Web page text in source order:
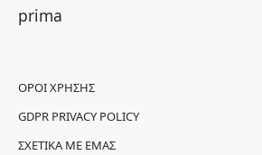
prima
ΌΡΟΙ ΧΡΉΣΗΣ
GDPR PRIVACY POLICY
ΣΧΕΤΙΚΆ ΜΕ ΕΜΆΣ